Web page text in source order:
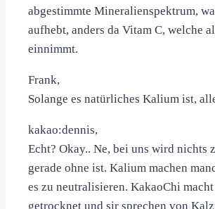
abgestimmte Mineralienspektrum,
aufhebt, anders da Vitam C, welche
einnimmt.
Frank,
Solange es natürliches Kalium ist,
kakao:dennis,
Echt? Okay.. Ne, bei uns wird
gerade ohne ist. Kalium machen
es zu neutralisieren. KakaoChi
getrocknet und sir sprechen von